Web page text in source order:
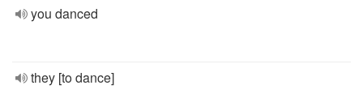
you danced
they [to dance]